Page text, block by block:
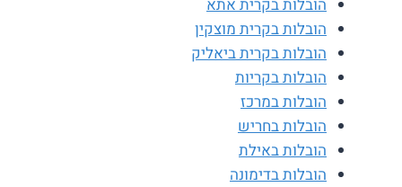
הובלות בקרית אתא
הובלות בקרית מוצקין
הובלות בקרית ביאליק
הובלות בקריות
הובלות במרכז
הובלות בחריש
הובלות באילת
הובלות בדימונה